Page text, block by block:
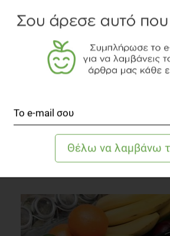
Χρόνια Νεφρική Νόσος: Γενικές
Πρόληψη Επιπλοκών μέσω
Άλλες Παθήσεις